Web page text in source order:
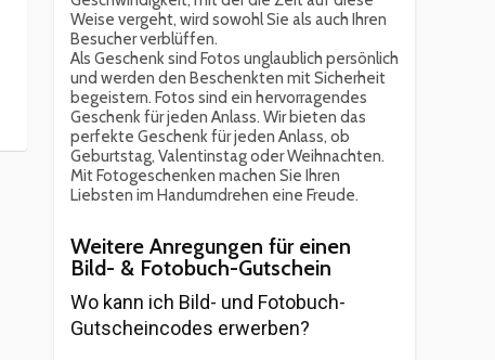
Weise vergeht, wird sowohl Sie als auch Ihren
Besucher verblüffen.
Als Geschenk sind Fotos unglaublich persönlich
und werden den Beschenkten mit Sicherheit
begeistern. Fotos sind ein hervorragendes
Geschenk für jeden Anlass. Wir bieten das
perfekte Geschenk für jeden Anlass, ob
Geburtstag, Valentinstag oder Weihnachten.
Mit Fotogeschenken machen Sie Ihren
Liebsten im Handumdrehen eine Freude.
Weitere Anregungen für einen
Bild- & Fotobuch-Gutschein
Wo kann ich Bild- und Fotobuch-
Gutscheincodes erwerben?